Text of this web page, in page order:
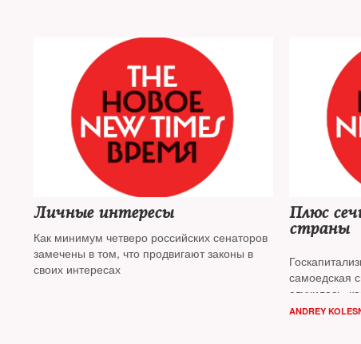
Личные интересы
Как минимум четверо российских сенаторов
замечены в том, что продвигают законы в
своих интересах
Плюс
страны
самоедская
случилась,
экономика —
ANDREY